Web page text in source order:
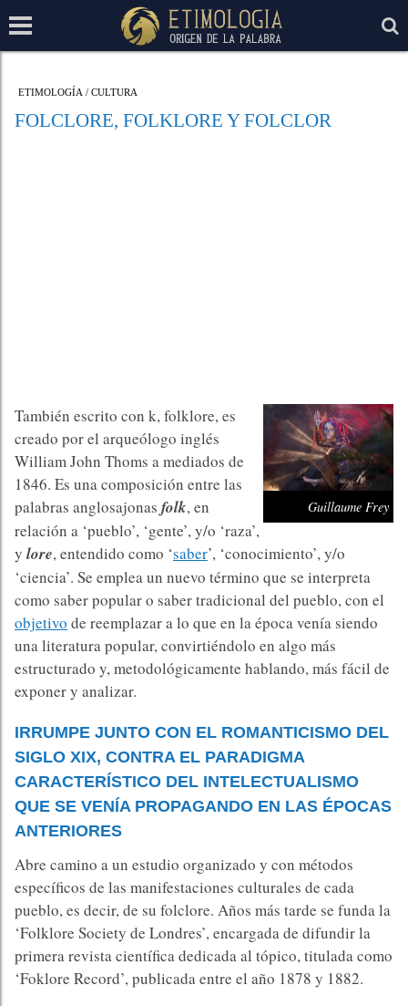
ETIMOLOGÍA / CULTURA
FOLCLORE, FOLKLORE Y FOLCLOR
Guillaume Frey
También escrito con k, folklore, es
creado por el arqueólogo inglés
William John Thoms a mediados de
1846. Es una composición entre las
palabras anglosajonas folk, en
relación a ‘pueblo’, ‘gente’, y/o ‘raza’,
y lore, entendido como ‘saber’, ‘conocimiento’, y/o
‘ciencia’. Se emplea un nuevo término que se interpreta
como saber popular o saber tradicional del pueblo, con el
objetivo de reemplazar a lo que en la época venía siendo
una literatura popular, convirtiéndolo en algo más
estructurado y, metodológicamente hablando, más fácil de
exponer y analizar.
IRRUMPE JUNTO CON EL ROMANTICISMO DEL
SIGLO XIX, CONTRA EL PARADIGMA
CARACTERÍSTICO DEL INTELECTUALISMO
QUE SE VENÍA PROPAGANDO EN LAS ÉPOCAS
ANTERIORES
Abre camino a un estudio organizado y con métodos
específicos de las manifestaciones culturales de cada
pueblo, es decir, de su folclore. Años más tarde se funda la
‘Folklore Society de Londres’, encargada de difundir la
primera revista científica dedicada al tópico, titulada como
‘Foklore Record’, publicada entre el año 1878 y 1882.